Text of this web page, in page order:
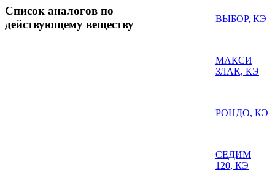
Список аналогов по
действующему веществу
ВЫБОР, КЭ
МАКСИ
ЗЛАК, КЭ
РОНДО, КЭ
СЕДИМ
120, КЭ